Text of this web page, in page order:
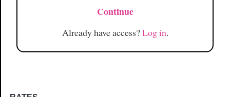
Continue
Already have access?Log in.